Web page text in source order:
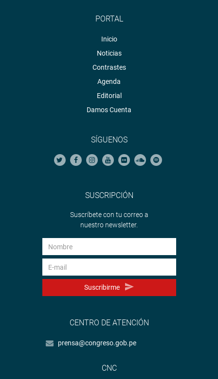
PORTAL
Inicio
Noticias
Contrastes
Agenda
Editorial
Damos Cuenta
SÍGUENOS
SUSCRIPCIÓN
Suscríbete con tu correo a
nuestro newsletter.
Suscribirme
CENTRO DE ATENCIÓN
prensa@congreso.gob.pe
CNC